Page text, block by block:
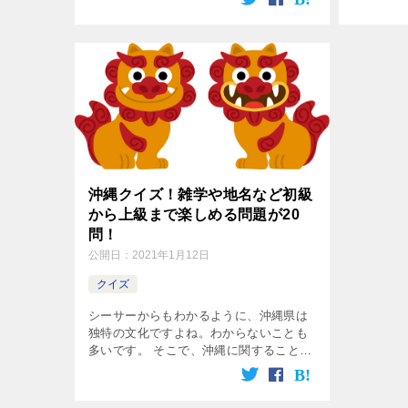
ません。 そんな方のために、日常から小
沖縄クイズ！雑学や地名など初級
から上級まで楽しめる問題が20
問！
公開日： 2021年1月12日
クイズ
シーサーからもわかるように、沖縄県は
独特の文化ですよね。わからないことも
多いです。 そこで、沖縄に関することを
あれこれと三択のクイズ形式にまとめま
したので、ご紹介させて頂きますね。 記